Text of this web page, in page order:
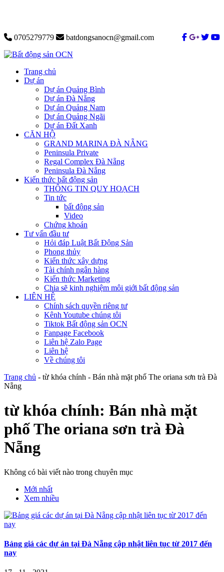
0705279779 batdongsanocn@gmail.com
Trang chủ
Dự án
Dự án Quảng Bình
Dự án Đà Nẵng
Dự án Quảng Nam
Dự án Quảng Ngãi
Dự án Đất Xanh
CĂN HỘ
GRAND MARINA ĐÀ NẴNG
Peninsula Private
Regal Complex Đà Nẵng
Peninsula Đà Nẵng
Kiến thức bất động sản
THÔNG TIN QUY HOẠCH
Tin tức
bất động sản
Video
Chứng khoán
Tư vấn đầu tư
Hỏi đáp Luật Bất Động Sản
Phong thủy
Kiến thức xây dựng
Tài chính ngân hàng
Kiến thức Marketing
Chia sẽ kinh nghiệm môi giới bất động sản
LIÊN HỆ
Chính sách quyền riêng tư
Kênh Youtube chúng tôi
Tiktok Bất động sản OCN
Fanpage Facebook
Liên hệ Zalo Page
Liên hệ
Về chúng tôi
Trang chủ - từ khóa chính - Bán nhà mặt phố The oriana sơn trà Đà
Nẵng
từ khóa chính: Bán nhà mặt
phố The oriana sơn trà Đà
Nẵng
Không có bài viết nào trong chuyên mục
Mới nhất
Xem nhiều
Bảng giá các dự án tại Đà Nẵng cập nhật liên tục từ 2017 đến
nay